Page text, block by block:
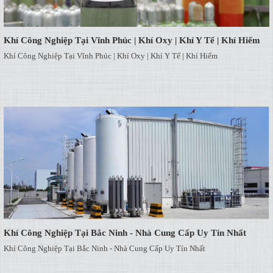
Khí Công Nghiệp Tại Vĩnh Phúc | Khí Oxy | Khí Y Tế | Khí Hiếm
Khí Công Nghiệp Tại Vĩnh Phúc | Khí Oxy | Khí Y Tế | Khí Hiếm
Khí Công Nghiệp Tại Bắc Ninh - Nhà Cung Cấp Uy Tín Nhất
Khí Công Nghiệp Tại Bắc Ninh - Nhà Cung Cấp Uy Tín Nhất